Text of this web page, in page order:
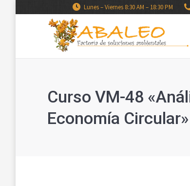
Lunes – Viernes 8:30 AM – 18:30 PM
Curso VM-48
Economía Circular»